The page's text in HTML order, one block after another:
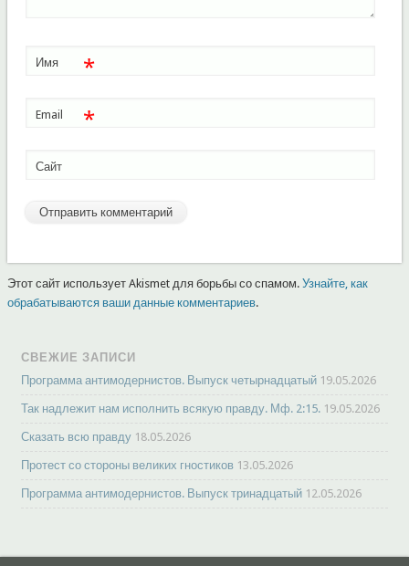
Имя *
Email *
Сайт
Этот сайт использует Akismet для борьбы со спамом. Узнайте, как
обрабатываются ваши данные комментариев.
СВЕЖИЕ ЗАПИСИ
Программа антимодернистов. Выпуск четырнадцатый 19.05.2026
Так надлежит нам исполнить всякую правду. Мф. 2:15. 19.05.2026
Сказать всю правду 18.05.2026
Протест со стороны великих гностиков 13.05.2026
Программа антимодернистов. Выпуск тринадцатый 12.05.2026